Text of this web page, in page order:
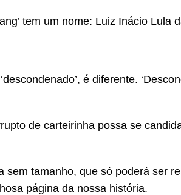
tem um nome: Luiz Inácio Lula
é diferente.
de carteirinha possa se
tamanho, que só poderá ser
página da nossa história.